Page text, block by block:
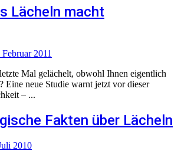
Lächeln macht
Februar 2011
Mal gelächelt, obwohl Ihnen eigentlich
Eine neue Studie warnt jetzt vor dieser
– ...
Fakten über Lächeln
2010